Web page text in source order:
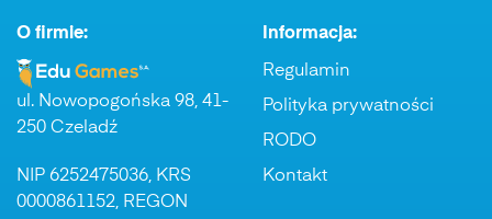
O firmie:
ul. Nowopogońska 98, 41-
250 Czeladź
NIP 6252475036, KRS
0000861152, REGON
Informacja:
Regulamin
Polityka prywatności
RODO
Kontakt